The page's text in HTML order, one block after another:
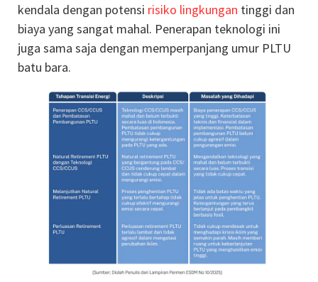
kendala dengan potensi risiko lingkungan tinggi dan
biaya yang sangat mahal. Penerapan teknologi ini
juga sama saja dengan memperpanjang umur PLTU
batu bara.